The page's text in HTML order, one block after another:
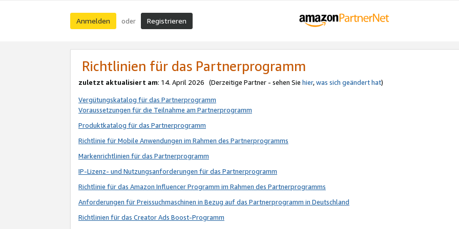
Anmelden oder Registrieren
Richtlinien für das Partnerprogramm
zuletzt aktualisiert am: 14. April 2026 (Derzeitige Partner - sehen Sie hier,was sich geändert hat)
Vergütungskatalog für das Partnerprogramm
Voraussetzungen für die Teilnahme am Partnerprogramm
Produktkatalog für das Partnerprogramm
Richtlinie für Mobile Anwendungen im Rahmen des Partnerprogramms
Markenrichtlinien für das Partnerprogramm
IP-Lizenz- und Nutzungsanforderungen für das Partnerprogramm
Richtlinie für das Amazon Influencer Programm im Rahmen des Partnerprogramms
Anforderungen für Preissuchmaschinen in Bezug auf das Partnerprogramm in Deutschland
Richtlinien für das Creator Ads Boost-Programm